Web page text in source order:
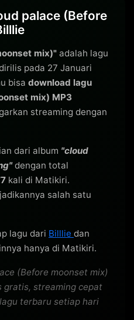
palace (Before
mix)" adalah lagu
pada 27 Januari
bisa download lagu
mix) MP3
streaming dengan
dari album "cloud
dengan total
kali di Matikiri.
salah satu
lagu dari Billlie dan
hanya di Matikiri.
(Before moonset mix)
gratis, streaming cepat
terbaru setiap hari